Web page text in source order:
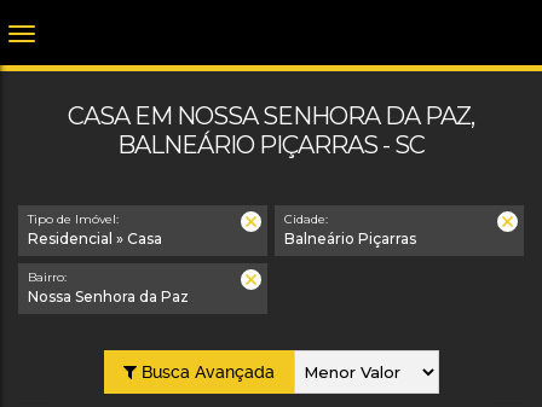
CASA EM NOSSA SENHORA DA PAZ,
BALNEÁRIO PIÇARRAS - SC
Tipo de Imóvel:
Residencial » Casa
Cidade:
Balneário Piçarras
Bairro:
Nossa Senhora da Paz
Busca Avançada